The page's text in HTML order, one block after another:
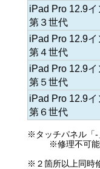
iPad Pro 12.9イ
第３世代
iPad Pro 12.9イ
第４世代
iPad Pro 12.9イ
第５世代
iPad Pro 12.9イ
第６世代
※タッチパネル「-
※修理不可能
※２箇所以上同時